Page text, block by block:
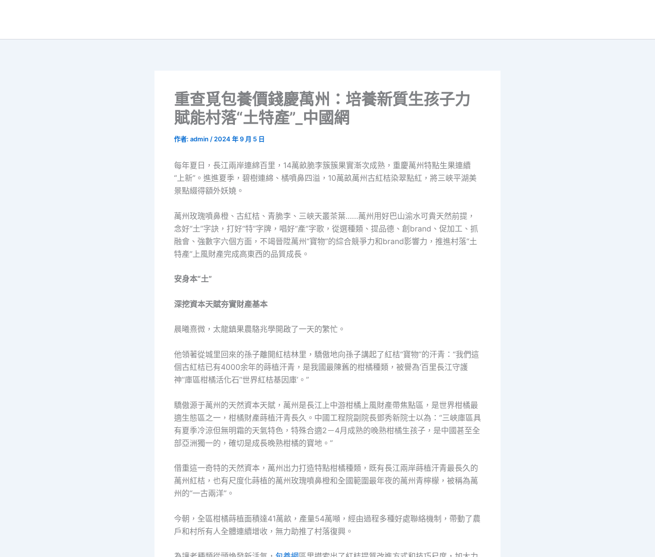
重查覓包養價錢慶萬州：培養新質生孩子力
賦能村落“土特產”_中國網
作者: admin / 2024 年 9 月 5 日
每年夏日，長江兩岸連綿百里，14萬畝脆李簇簇果實漸次成熟，重慶萬州特點生果連續
“上新”。進進夏季，碧樹連綿、橘噴鼻四溢，10萬畝萬州古紅桔染翠點紅，將三峽平湖美
景點綴得額外妖嬈。
萬州玫瑰噴鼻橙、古紅桔、青脆李、三峽天叢茶葉……萬州用好巴山渝水可貴天然前提，
念好“土”字訣，打好“特”字牌，唱好“產”字歌，從選種類、提品德、創brand、促加工、抓
融會、強數字六個方面，不竭晉陞萬州“寶物”的綜合競爭力和brand影響力，推進村落“土
特產”上風財產完成高東西的品質成長。
安身本“土”
深挖資本天賦夯實財產基本
晨曦熹微，太龍鎮果農駱兆學開啟了一天的繁忙。
他領著從城里回來的孫子離開紅桔林里，驕傲地向孫子講起了紅桔“寶物”的汗青：“我們這
個古紅桔已有4000余年的蒔植汗青，是我國最陳舊的柑橘種類，被譽為‘百里長江守護
神’‘庫區柑橘活化石’‘世界紅桔基因庫’。”
驕傲源于萬州的天然資本天賦，萬州是長江上中游柑橘上風財產帶焦點區，是世界柑橘最
適生態區之一，柑橘財產蒔植汗青長久。中國工程院副院長鄧秀新院士以為：“三峽庫區具
有夏季冷涼但無明霜的天氣特色，特殊合適2－4月成熟的晚熟柑橘生孩子，是中國甚至全
部亞洲獨一的，確切是成長晚熟柑橘的寶地。”
借重這一奇特的天然資本，萬州出力打造特點柑橘種類，既有長江兩岸蒔植汗青最長久的
萬州紅桔，也有尺度化蒔植的萬州玫瑰噴鼻橙和全國範圍最年夜的萬州青檸檬，被稱為萬
州的“一古兩洋”。
今朝，全區柑橘蒔植面積達41萬畝，產量54萬噸，經由過程多種好處聯絡機制，帶動了農
戶和村所有人全體連續增收，無力助推了村落復興。